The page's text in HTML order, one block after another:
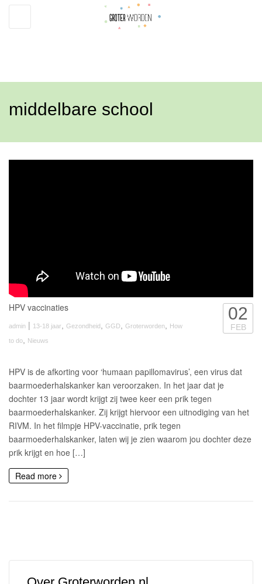
navigation
middelbare school
HPV vaccinaties
admin | 13-18 jaar Gezondheid GGD Groterworden How
to do Nieuws
02
FEB
HPV is de afkorting voor ‘humaan papillomavirus’, een virus dat
baarmoederhalskanker kan veroorzaken. In het jaar dat je
dochter 13 jaar wordt krijgt zij twee keer een prik tegen
baarmoederhalskanker. Zij krijgt hiervoor een uitnodiging van het
RIVM. In het filmpje HPV-vaccinatie, prik tegen
baarmoederhalskanker, laten wij je zien waarom jou dochter deze
prik krijgt en hoe […]
Read more